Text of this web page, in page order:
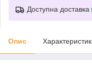
Доступна доставка
Опис